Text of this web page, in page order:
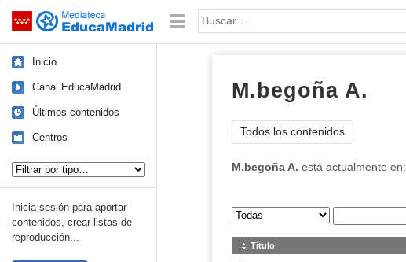
Saltar navegación Palabra o frase:
Inicio
Canal EducaMadrid
Últimos contenidos
Centros
Inicia sesión para aportar
contenidos, crear listas de
reproducción...
M.begoña A.
Todos los contenidos
M.begoña A. está actualmente en:
Sus archivos
Título